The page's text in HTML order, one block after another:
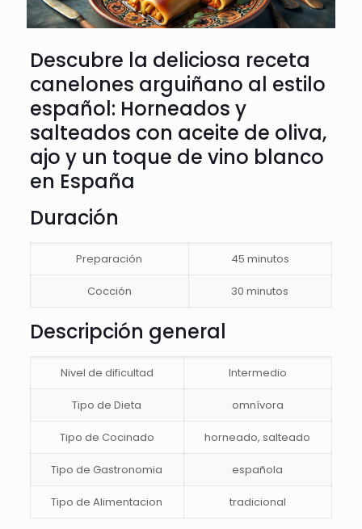
Descubre la deliciosa receta
canelones arguiñano al estilo
español: Horneados y
salteados con aceite de oliva,
ajo y un toque de vino blanco
en España
Duración
Preparación 45 minutos
Cocción 30 minutos
Descripción general
Nivel de dificultad Intermedio
Tipo de Dieta omnívora
Tipo de Cocinado horneado, salteado
Tipo de Gastronomia española
Tipo de Alimentacion tradicional